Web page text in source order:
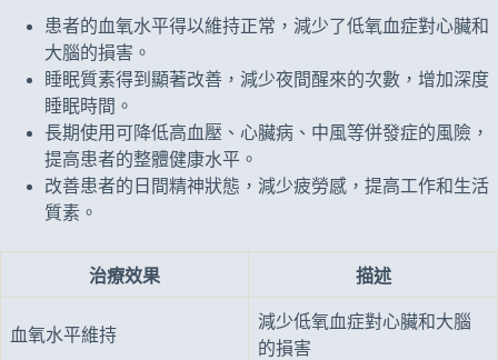
患者的血氧水平得以維持正常，減少了低氧血症對心臟和
大腦的損害。
睡眠質素得到顯著改善，減少夜間醒來的次數，增加深度
睡眠時間。
長期使用可降低高血壓、心臟病、中風等併發症的風險，
提高患者的整體健康水平。
改善患者的日間精神狀態，減少疲勞感，提高工作和生活
質素。
治療效果 描述
血氧水平維持
減少低氧血症對心臟和大腦
的損害